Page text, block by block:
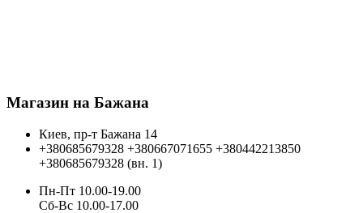
Магазин на Бажана
Киев, пр-т Бажана 14
+380685679328 +380667071655 +380442213850
+380685679328 (вн. 1)
Пн-Пт 10.00-19.00
Cб-Вс 10.00-17.00